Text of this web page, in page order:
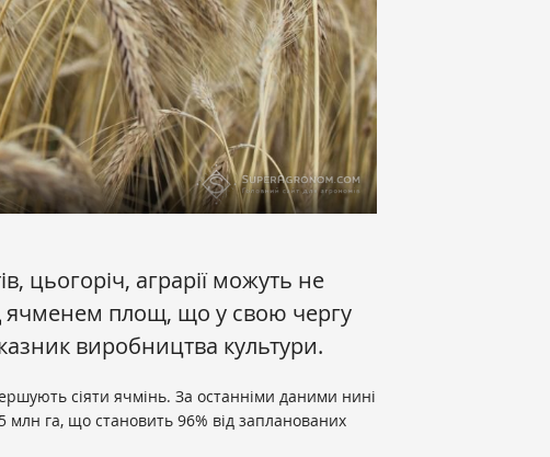
цьогоріч, аграрії можуть не
ячменем площ, що у свою чергу
виробництва культури.
сіяти ячмінь. За останніми даними нині
млн га, що становить 96% від запланованих